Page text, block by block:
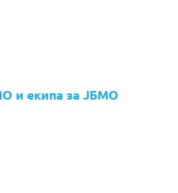
и екипа за ЈБМО